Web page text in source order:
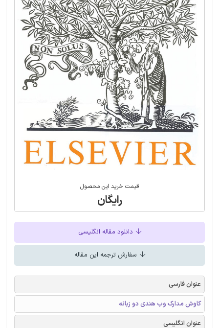
قیمت خرید این محصول
رایگان
دانلود مقاله انگلیسی
سفارش ترجمه این مقاله
عنوان فارسی
کاوش مدارک وب هندی دو زبانه
عنوان انگلیسی